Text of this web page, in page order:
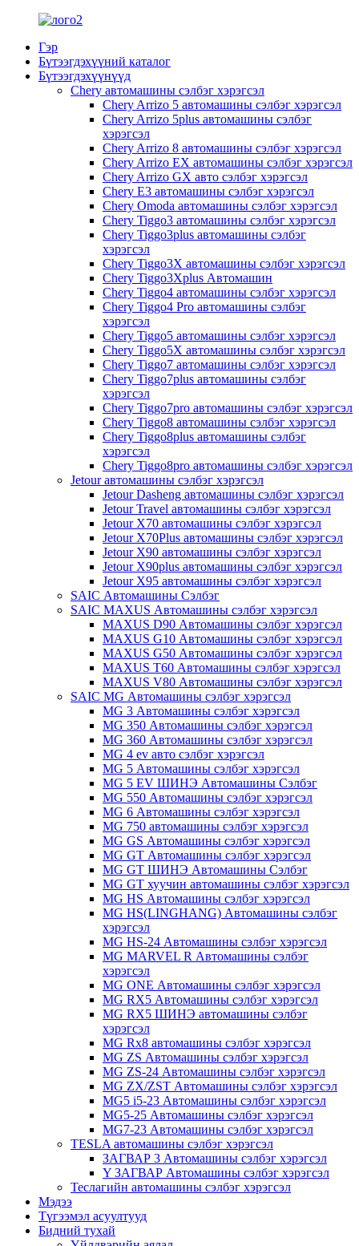
Гэр
Бүтээгдэхүүний каталог
Бүтээгдэхүүнүүд
Chery автомашины сэлбэг хэрэгсэл
Chery Arrizo 5 автомашины сэлбэг хэрэгсэл
Chery Arrizo 5plus автомашины сэлбэг
хэрэгсэл
Chery Arrizo 8 автомашины сэлбэг хэрэгсэл
Chery Arrizo EX автомашины сэлбэг хэрэгсэл
Chery Arrizo GX авто сэлбэг хэрэгсэл
Chery E3 автомашины сэлбэг хэрэгсэл
Chery Omoda автомашины сэлбэг хэрэгсэл
Chery Tiggo3 автомашины сэлбэг хэрэгсэл
Chery Tiggo3plus автомашины сэлбэг
хэрэгсэл
Chery Tiggo3X автомашины сэлбэг хэрэгсэл
Chery Tiggo3Xplus Автомашин
Chery Tiggo4 автомашины сэлбэг хэрэгсэл
Chery Tiggo4 Pro автомашины сэлбэг
хэрэгсэл
Chery Tiggo5 автомашины сэлбэг хэрэгсэл
Chery Tiggo5X автомашины сэлбэг хэрэгсэл
Chery Tiggo7 автомашины сэлбэг хэрэгсэл
Chery Tiggo7plus автомашины сэлбэг
хэрэгсэл
Chery Tiggo7pro автомашины сэлбэг хэрэгсэл
Chery Tiggo8 автомашины сэлбэг хэрэгсэл
Chery Tiggo8plus автомашины сэлбэг
хэрэгсэл
Chery Tiggo8pro автомашины сэлбэг хэрэгсэл
Jetour автомашины сэлбэг хэрэгсэл
Jetour Dasheng автомашины сэлбэг хэрэгсэл
Jetour Travel автомашины сэлбэг хэрэгсэл
Jetour X70 автомашины сэлбэг хэрэгсэл
Jetour X70Plus автомашины сэлбэг хэрэгсэл
Jetour X90 автомашины сэлбэг хэрэгсэл
Jetour X90plus автомашины сэлбэг хэрэгсэл
Jetour X95 автомашины сэлбэг хэрэгсэл
SAIC Автомашины Сэлбэг
SAIC MAXUS Автомашины сэлбэг хэрэгсэл
MAXUS D90 Автомашины сэлбэг хэрэгсэл
MAXUS G10 Автомашины сэлбэг хэрэгсэл
MAXUS G50 Автомашины сэлбэг хэрэгсэл
MAXUS T60 Автомашины сэлбэг хэрэгсэл
MAXUS V80 Автомашины сэлбэг хэрэгсэл
SAIC MG Автомашины сэлбэг хэрэгсэл
MG 3 Автомашины сэлбэг хэрэгсэл
MG 350 Автомашины сэлбэг хэрэгсэл
MG 360 Автомашины сэлбэг хэрэгсэл
MG 4 ev авто сэлбэг хэрэгсэл
MG 5 Автомашины сэлбэг хэрэгсэл
MG 5 EV ШИНЭ Автомашины Сэлбэг
MG 550 Автомашины сэлбэг хэрэгсэл
MG 6 Автомашины сэлбэг хэрэгсэл
MG 750 автомашины сэлбэг хэрэгсэл
MG GS Автомашины сэлбэг хэрэгсэл
MG GT Автомашины сэлбэг хэрэгсэл
MG GT ШИНЭ Автомашины Сэлбэг
MG GT хуучин автомашины сэлбэг хэрэгсэл
MG HS Автомашины сэлбэг хэрэгсэл
MG HS(LINGHANG) Автомашины сэлбэг
хэрэгсэл
MG HS-24 Автомашины сэлбэг хэрэгсэл
MG MARVEL R Автомашины сэлбэг
хэрэгсэл
MG ONE Автомашины сэлбэг хэрэгсэл
MG RX5 Автомашины сэлбэг хэрэгсэл
MG RX5 ШИНЭ автомашины сэлбэг
хэрэгсэл
MG Rx8 автомашины сэлбэг хэрэгсэл
MG ZS Автомашины сэлбэг хэрэгсэл
MG ZS-24 Автомашины сэлбэг хэрэгсэл
MG ZX/ZST Автомашины сэлбэг хэрэгсэл
MG5 i5-23 Автомашины сэлбэг хэрэгсэл
MG5-25 Автомашины сэлбэг хэрэгсэл
MG7-23 Автомашины сэлбэг хэрэгсэл
TESLA автомашины сэлбэг хэрэгсэл
ЗАГВАР 3 Автомашины сэлбэг хэрэгсэл
Y ЗАГВАР Автомашины сэлбэг хэрэгсэл
Теслагийн автомашины сэлбэг хэрэгсэл
Мэдээ
Түгээмэл асуултууд
Бидний тухай